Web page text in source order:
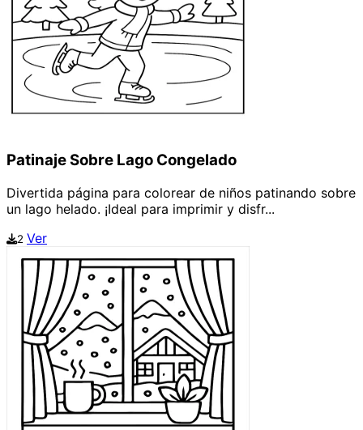
Patinaje Sobre Lago Congelado
Divertida página para colorear de niños patinando sobre
un lago helado. ¡Ideal para imprimir y disfr...
2 Ver